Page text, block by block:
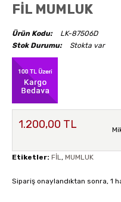
FİL MUMLUK
Ürün Kodu:
LK-87506D
Stok Durumu:
Stokta var
1.200,00 TL
Etiketler: FİL, MUMLUK
Sipariş onaylandıktan sonra, 1